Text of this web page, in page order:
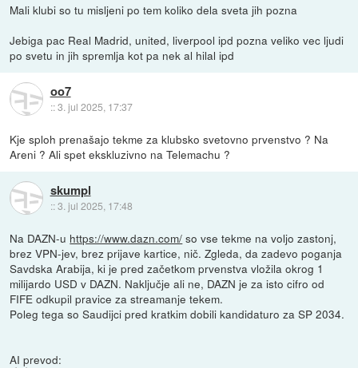
Mali klubi so tu misljeni po tem koliko dela sveta jih pozna
Jebiga pac Real Madrid, united, liverpool ipd pozna veliko vec ljudi
po svetu in jih spremlja kot pa nek al hilal ipd
oo7
::3. jul 2025, 17:37
Kje sploh prenašajo tekme za klubsko svetovno prvenstvo ? Na
Areni ? Ali spet ekskluzivno na Telemachu ?
skumpl
::3. jul 2025, 17:48
Na DAZN-u https://www.dazn.com/ so vse tekme na voljo zastonj,
brez VPN-jev, brez prijave kartice, nič. Zgleda, da zadevo poganja
Savdska Arabija, ki je pred začetkom prvenstva vložila okrog 1
milijardo USD v DAZN. Naključje ali ne, DAZN je za isto cifro od
FIFE odkupil pravice za streamanje tekem.
Poleg tega so Saudijci pred kratkim dobili kandidaturo za SP 2034.
AI prevod: